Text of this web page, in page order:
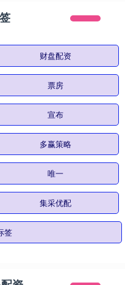
财盘配资
票房
宣布
多赢策略
唯一
集采优配
签